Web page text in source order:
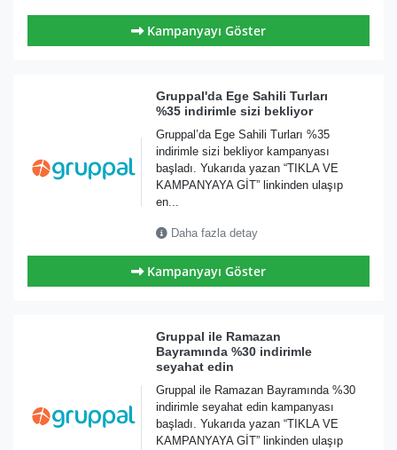
Kampanyayı Göster
Gruppal'da Ege Sahili Turları
%35 indirimle sizi bekliyor
Gruppal’da Ege Sahili Turları %35
indirimle sizi bekliyor kampanyası
başladı. Yukarıda yazan “TIKLA VE
KAMPANYAYA GİT” linkinden ulaşıp
en...
Daha fazla detay
Kampanyayı Göster
Gruppal ile Ramazan
Bayramında %30 indirimle
seyahat edin
Gruppal ile Ramazan Bayramında %30
indirimle seyahat edin kampanyası
başladı. Yukarıda yazan “TIKLA VE
KAMPANYAYA GİT” linkinden ulaşıp